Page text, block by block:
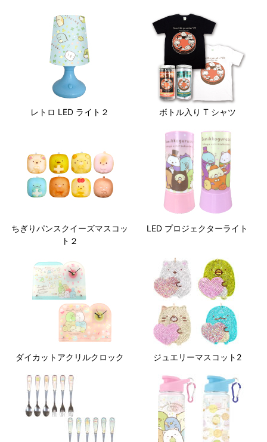
レトロ LED ライト２ ボトル入り T シャツ
ちぎりパンスクイーズマスコッ
ト２
LED プロジェクターライト
ダイカットアクリルクロック ジュエリーマスコット2